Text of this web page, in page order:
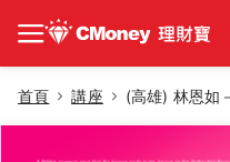
首頁 講座